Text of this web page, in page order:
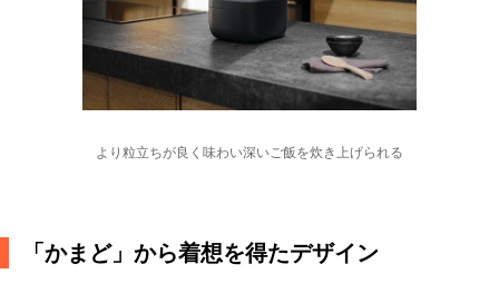
より粒立ちが良く味わい深いご飯を炊き上げられる
「かまど」から着想を得たデザイン